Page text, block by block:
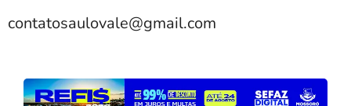
contatosaulovale@gmail.com